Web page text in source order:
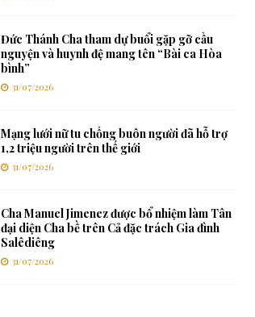
Đức Thánh Cha tham dự buổi gặp gỡ cầu
nguyện và huynh đệ mang tên “Bài ca Hòa
bình”
31/07/2026
Mạng lưới nữ tu chống buôn người đã hỗ trợ
1,2 triệu người trên thế giới
31/07/2026
Cha Manuel Jimenez được bổ nhiệm làm Tân
đại diện Cha bề trên Cả đặc trách Gia đình
Salêdiêng
31/07/2026